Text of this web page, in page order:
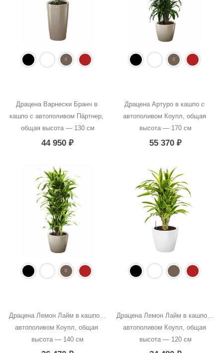
Драцена Варнески Бранч в
кашпо с автополивом Пáртнер,
общая высота — 130 см
44 950₽
Драцена Артуро в кашпо с
автополивом Коупл, общая
высота — 170 см
55 370 ₽
Драцена Лемон Лайм в кашпо с
автополивом Коупл, общая
высота — 140 см
Драцена Лемон Лайм в кашпо с
автополивом Коупл, общая
высота — 120 см